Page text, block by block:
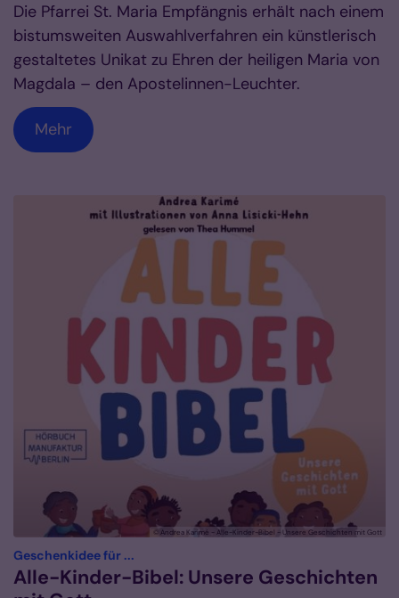
Die Pfarrei St. Maria Empfängnis erhält nach einem
bistumsweiten Auswahlverfahren ein künstlerisch
gestaltetes Unikat zu Ehren der heiligen Maria von
Magdala – den Apostelinnen-Leuchter.
Mehr
© Andrea Karimé - Alle-Kinder-Bibel - Unsere Geschichten mit Gott
Geschenkidee für ...
Alle-Kinder-Bibel: Unsere Geschichten